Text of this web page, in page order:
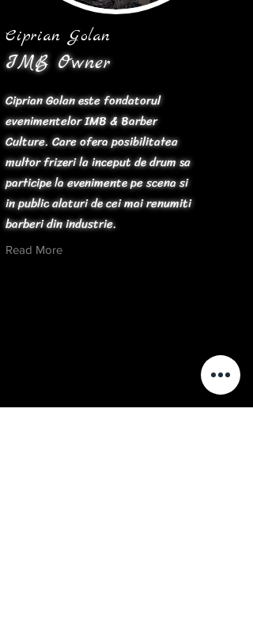
Ciprian Golan
IMB Owner
Ciprian Golan este fondatorul
evenimentelor IMB & Barber
Culture. Care ofera posibilitatea
multor frizeri la inceput de drum sa
participe la evenimente pe scena si
in public alaturi de cei mai renumiti
barberi din industrie.
Read More